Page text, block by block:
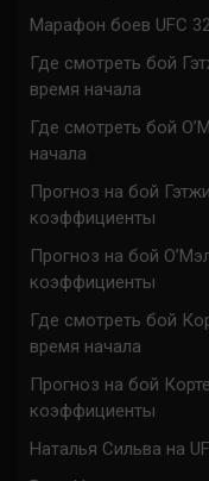
Марафон боев UFC
Где смотреть бой
время начала
Где смотреть бой
начала
Прогноз на бой
коэффициенты
Прогноз на бой
коэффициенты
Где смотреть бой
время начала
Прогноз на бой
коэффициенты
Наталья Сильва на